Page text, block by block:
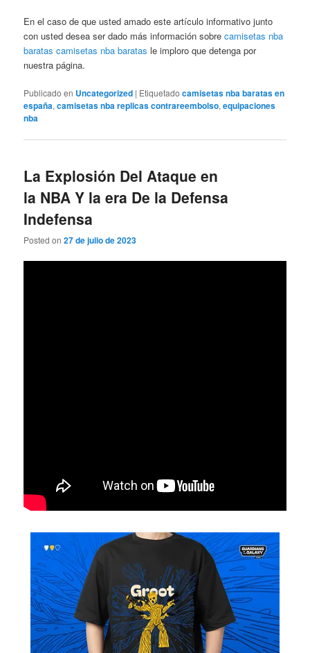
En el caso de que usted amado este artículo informativo junto
con usted desea ser dado más información sobrecamisetas nba
baratas camisetas nba baratas le imploro que detenga por
nuestra página.
Publicado en Uncategorized | Etiquetado camisetas nba baratas en
españa,camisetas nba replicas contrareembolso,equipaciones
nba
La Explosión Del Ataque en
la NBA Y la era De la Defensa
Indefensa
Posted on27 de julio de 2023